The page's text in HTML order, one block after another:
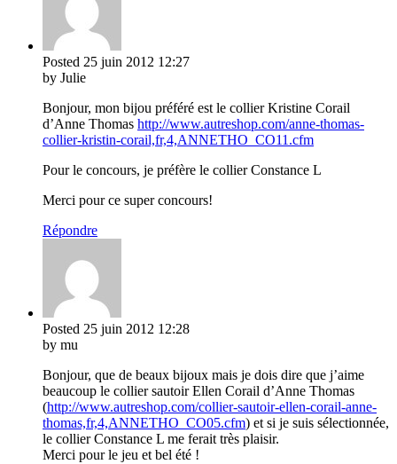
Posted 25 juin 2012 12:27
by Julie
Bonjour, mon bijou préféré est le collier Kristine Corail
d’Anne Thomas http://www.autreshop.com/anne-thomas-
collier-kristin-corail,fr,4,ANNETHO_CO11.cfm
Pour le concours, je préfère le collier Constance L
Merci pour ce super concours!
Répondre
Posted 25 juin 2012 12:28
by mu
Bonjour, que de beaux bijoux mais je dois dire que j’aime
beaucoup le collier sautoir Ellen Corail d’Anne Thomas
(http://www.autreshop.com/collier-sautoir-ellen-corail-anne-
thomas,fr,4,ANNETHO_CO05.cfm) et si je suis sélectionnée,
le collier Constance L me ferait très plaisir.
Merci pour le jeu et bel été !